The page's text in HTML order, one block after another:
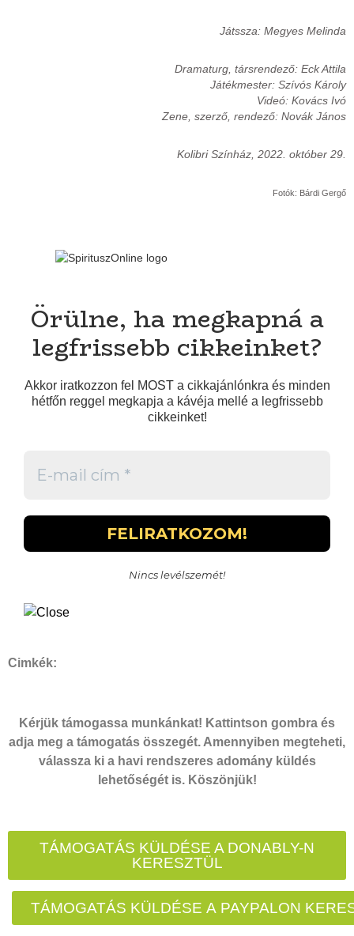
Játssza: Megyes Melinda
Dramaturg, társrendező: Eck Attila
Játékmester: Szívós Károly
Videó: Kovács Ivó
Zene, szerző, rendező: Novák János
Kolibri Színház, 2022. október 29.
Fotók: Bárdi Gergő
Örülne, ha megkapná a
legfrissebb cikkeinket?
Akkor iratkozzon fel MOST a cikkajánlónkra és minden
hétfőn reggel megkapja a kávéja mellé a legfrissebb
cikkeinket!
Nincs levélszemét!
Cimkék:
Kérjük támogassa munkánkat! Kattintson gombra és
adja meg a támogatás összegét. Amennyiben megteheti,
válassza ki a havi rendszeres adomány küldés
lehetőségét is. Köszönjük!
TÁMOGATÁS KÜLDÉSE A DONABLY-N
KERESZTÜL
TÁMOGATÁS KÜLDÉSE A PAYPALON